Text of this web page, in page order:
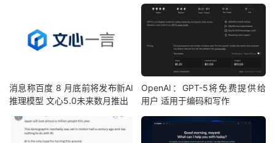
消息称百度 8 月底前将发布新AI
推理模型 文心5.0未来数月推出
OpenAI：GPT-5将免费提供给
用户 适用于编码和写作